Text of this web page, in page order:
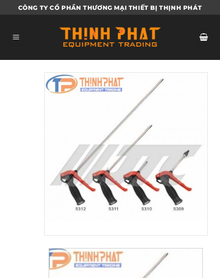
qua
dung
CÔNG TY CỔ PHẦN THƯƠNG MẠI THIẾT BỊ THỊNH PHÁT